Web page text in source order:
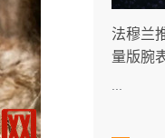
法穆兰
量版腕